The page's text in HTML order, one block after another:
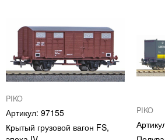
PIKO
97155
Крытый грузовой вагон FS,
PIKO